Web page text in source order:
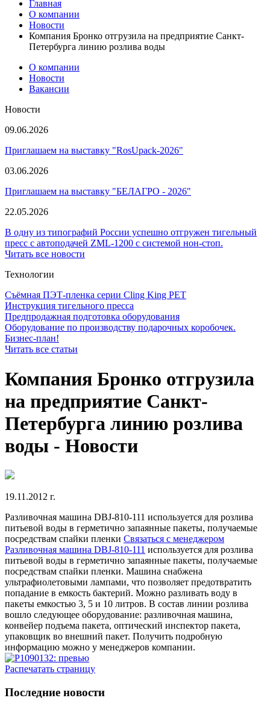
Главная
О компании
Новости
Компания Бронко отгрузила на предприятие Санкт-
Петербурга линию розлива воды
О компании
Новости
Вакансии
Новости
09.06.2026
Приглашаем на выставку "RosUpack-2026"
03.06.2026
Приглашаем на выставку "БЕЛАГРО - 2026"
22.05.2026
В одну из типографий России успешно отгружен тигельный
пресс с автоподачей ZML-1200 с системой нон-стоп.
Читать все новости
Технологии
Съёмная ПЭТ-пленка серии Cling King PET
Инструкция тигельного пресса
Предпродажная подготовка оборудования
Оборудование по производству подарочных коробочек.
Бизнес-план!
Читать все статьи
Компания Бронко отгрузила
на предприятие Санкт-
Петербурга линию розлива
воды - Новости
19.11.2012 г.
Разливочная машина DBJ-810-111 используется для розлива
питьевой воды в герметично запаянные пакеты, получаемые
посредствам спайки пленки Связаться с менеджером
Разливочная машина DBJ-810-111 используется для розлива
питьевой воды в герметично запаянные пакеты, получаемые
посредствам спайки пленки. Машина снабжена
ультрафиолетовыми лампами, что позволяет предотвратить
попадание в емкость бактерий. Можно разливать воду в
пакеты емкостью 3, 5 и 10 литров. В состав линии розлива
вошло следующее оборудование: разливочная машина,
конвейер подъема пакета, оптический инспектор пакета,
упаковщик во внешний пакет. Получить подробную
информацию можно у менеджеров компании.
Распечатать страницу
Последние новости